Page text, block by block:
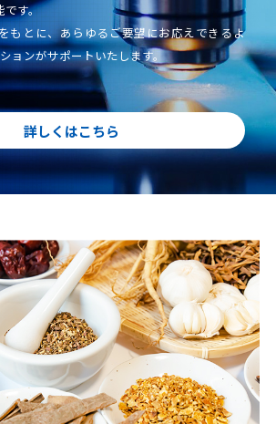
です。
もとに、あらゆるご要望にお応えできるよ
ョンがサポートいたします。
詳しくはこちら